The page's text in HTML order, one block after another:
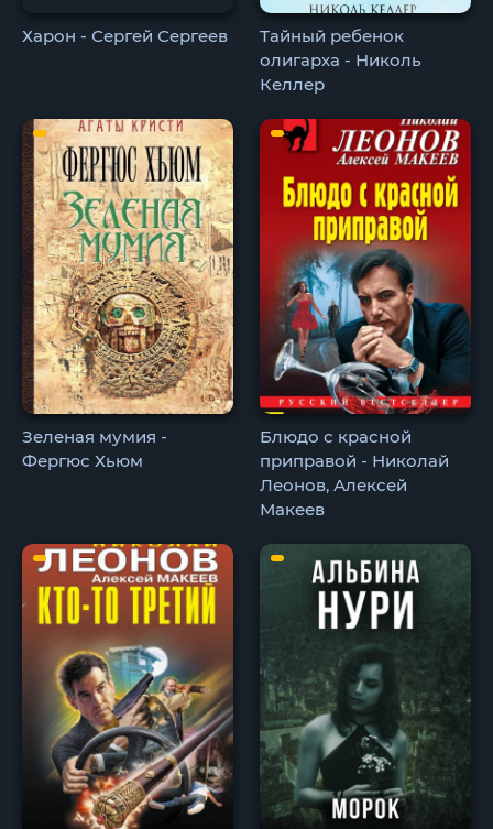
Харон - Сергей Сергеев
Тайный ребенок
олигарха - Николь
Келлер
Зеленая мумия -
Фергюс Хьюм
Блюдо с красной
приправой - Николай
Леонов, Алексей
Макеев